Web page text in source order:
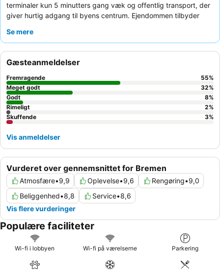
terminaler kun 5 minutters gang væk og offentlig transport, der
giver hurtig adgang til byens centrum. Ejendommen tilbyder
køleskab
anmode om et værelse, der vender væk fra hovedvejen.
Se mere
Vurderet over gennemsnittet for Bremen
Atmosfære•9,9 Oplevelse•9,6 Rengøring•9,0
Beliggenhed•8,8 Service•8,6
Vis flere vurderinger
Gæsteanmeldelser
Fremragende 55%
Meget godt
32%
Godt
8%
Rimeligt
2%
Skuffende
3%
Vis anmeldelser
Populære faciliteter
Wi-fi i lobbyen Wi-fi på værelserne Parkering